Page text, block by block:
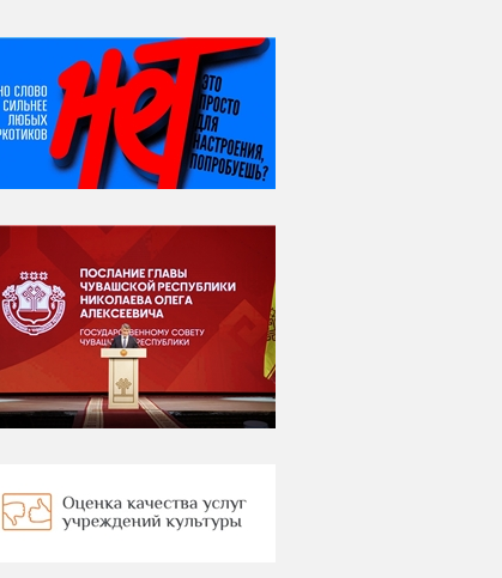
НИ ДНЯ БЕЗ ДАТЫ...
07 августа
Я встретил вас – и
всё былое...